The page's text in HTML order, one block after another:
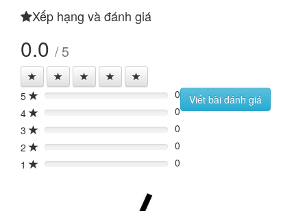
Xếp hạng và đánh giá
0.0 / 5
5 0%
0
4
0%
0
3
0%
0
2
0%
0
1
0% 0
Viết bài đánh giá